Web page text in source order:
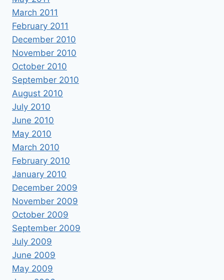
March 2011
February 2011
December 2010
November 2010
October 2010
September 2010
August 2010
July 2010
June 2010
May 2010
March 2010
February 2010
January 2010
December 2009
November 2009
October 2009
September 2009
July 2009
June 2009
May 2009